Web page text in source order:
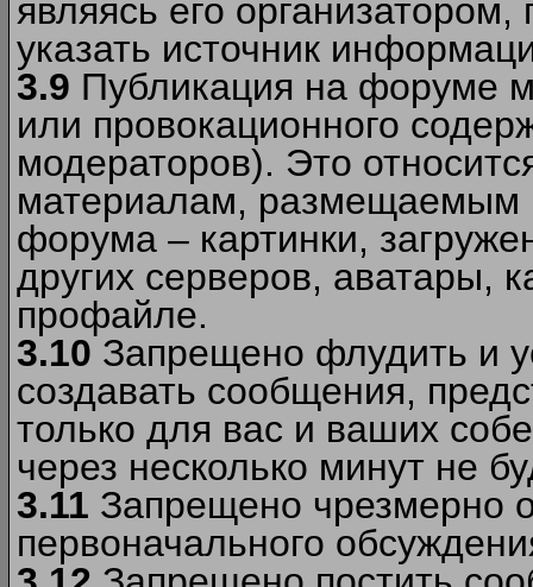
являясь его
указать источник
3.9 Публикация на форуме
или провокационного
модераторов). Это
материалам, размещаемым
форума – картинки,
других серверов, аватары,
профайле.
3.10 Запрещено флудить и
создавать сообщения,
только для вас и ваших
через несколько минут не
3.11 Запрещено чрезмерно
первоначального